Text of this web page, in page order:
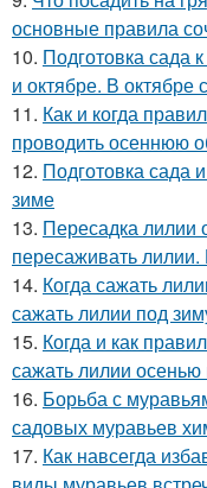
основные правила
10. Подготовка сада
и октябре. В октябре
11. Как и когда
проводить осеннюю
12. Подготовка сада
зиме
13. Пересадка лилии
пересаживать
14. Когда сажать
сажать лилии под
15. Когда и как
сажать лилии осенью
16. Борьба с
садовых муравьев
17. Как навсегда